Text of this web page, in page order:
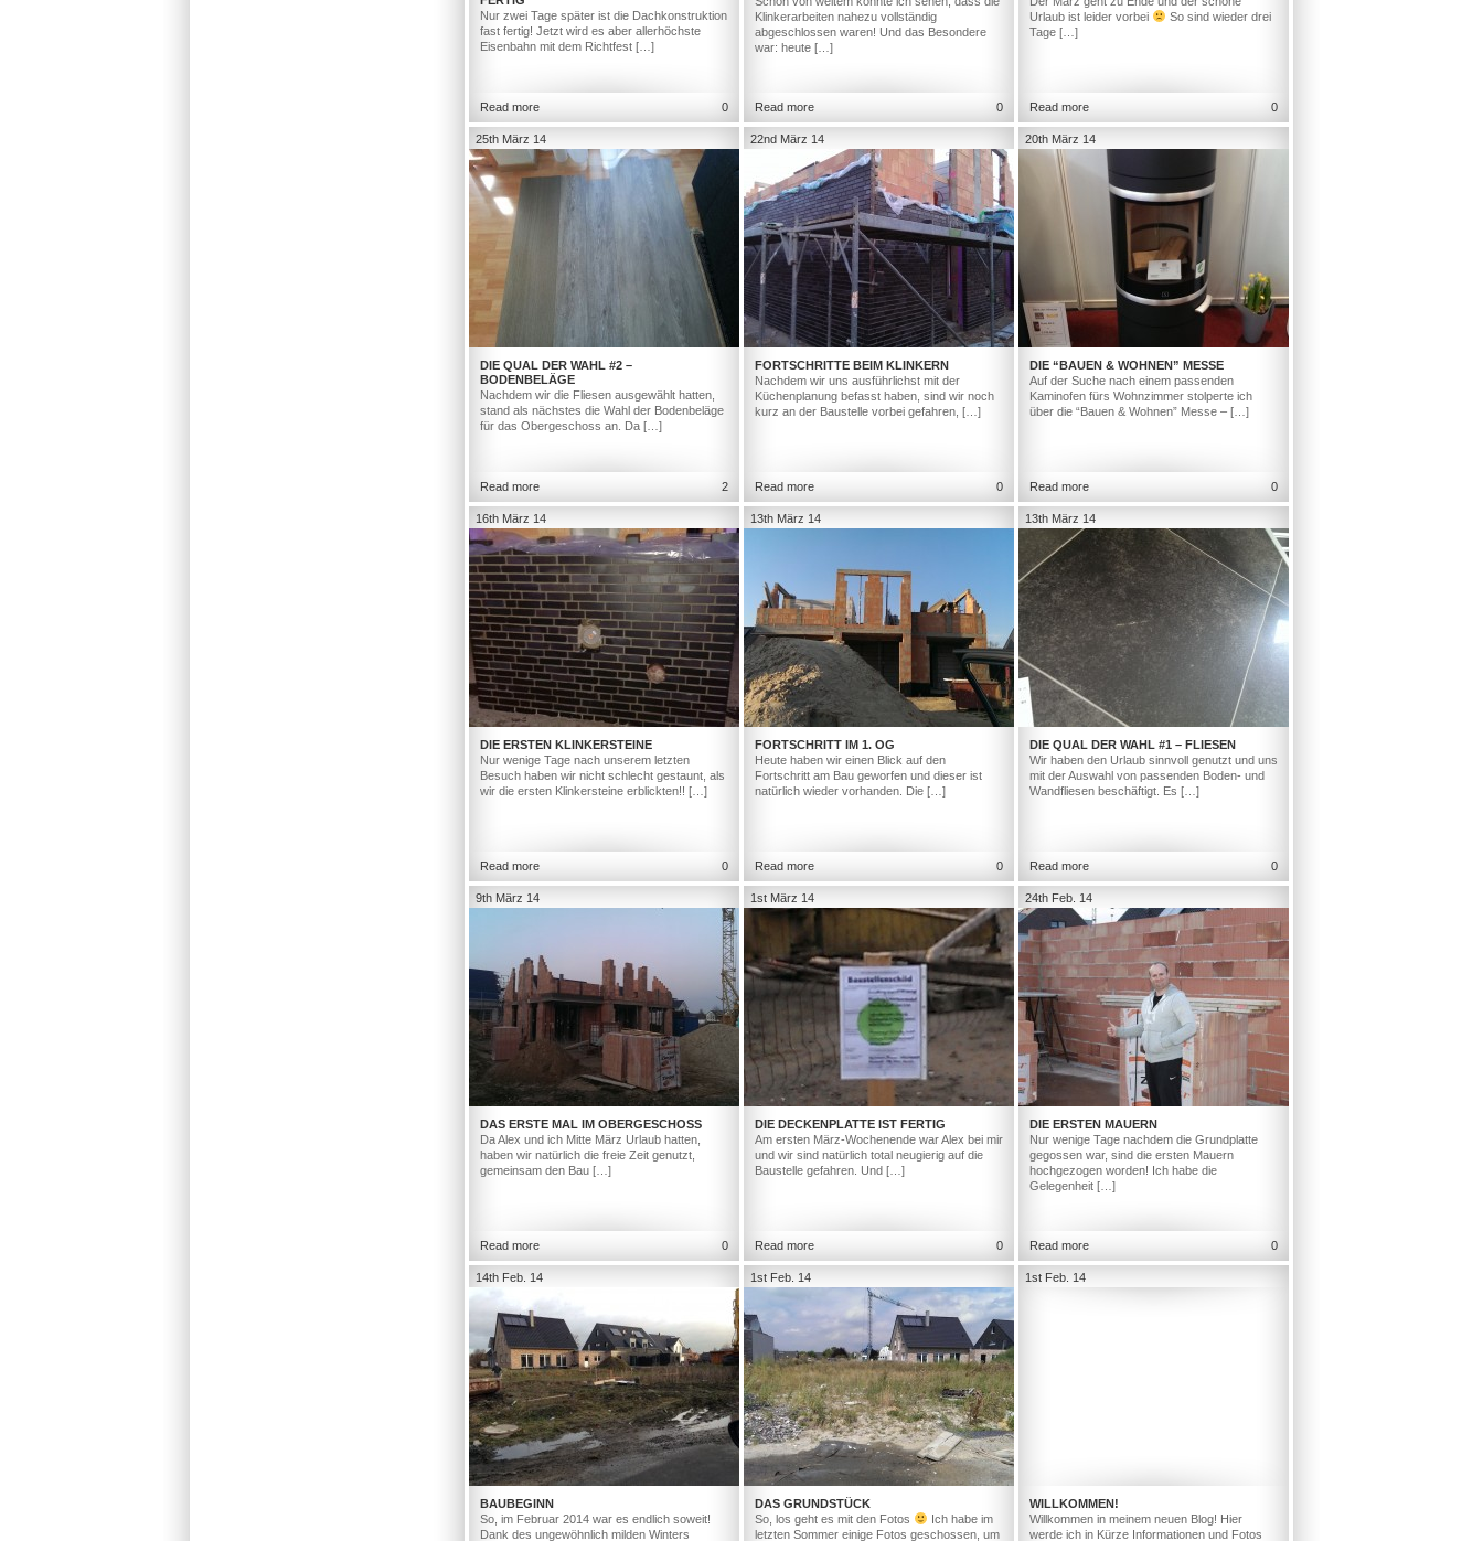
Nur zwei Tage später ist die Dachkonstruktion
fast fertig! Jetzt wird es aber allerhöchste
Eisenbahn mit dem Richtfest […]
Read more 0
Klinkerarbeiten nahezu vollständig
abgeschlossen waren! Und das Besondere
war: heute […]
Read more 0
Urlaub ist leider vorbei
So sind wieder drei
Tage […]
Read more 0
25th März 14
DIE QUAL DER WAHL #2 –
BODENBELÄGE
Nachdem wir die Fliesen ausgewählt hatten,
stand als nächstes die Wahl der Bodenbeläge
für das Obergeschoss an. Da […]
Read more 2
22nd März 14
FORTSCHRITTE BEIM KLINKERN
Nachdem wir uns ausführlichst mit der
Küchenplanung befasst haben, sind wir noch
kurz an der Baustelle vorbei gefahren, […]
Read more 0
20th März 14
DIE “BAUEN & WOHNEN” MESSE
Auf der Suche nach einem passenden
Kaminofen fürs Wohnzimmer stolperte ich
über die “Bauen & Wohnen” Messe – […]
Read more 0
16th März 14
DIE ERSTEN KLINKERSTEINE
Nur wenige Tage nach unserem letzten
Besuch haben wir nicht schlecht gestaunt, als
wir die ersten Klinkersteine erblickten!! […]
Read more 0
13th März 14
FORTSCHRITT IM 1. OG
Heute haben wir einen Blick auf den
Fortschritt am Bau geworfen und dieser ist
natürlich wieder vorhanden. Die […]
Read more 0
13th März 14
DIE QUAL DER WAHL #1 – FLIESEN
Wir haben den Urlaub sinnvoll genutzt und uns
mit der Auswahl von passenden Boden- und
Wandfliesen beschäftigt. Es […]
Read more 0
9th März 14
DAS ERSTE MAL IM OBERGESCHOSS
Da Alex und ich Mitte März Urlaub hatten,
haben wir natürlich die freie Zeit genutzt,
gemeinsam den Bau […]
Read more 0
1st März 14
DIE DECKENPLATTE IST FERTIG
Am ersten März-Wochenende war Alex bei mir
und wir sind natürlich total neugierig auf die
Baustelle gefahren. Und […]
Read more 0
24th Feb. 14
DIE ERSTEN MAUERN
Nur wenige Tage nachdem die Grundplatte
gegossen war, sind die ersten Mauern
hochgezogen worden! Ich habe die
Gelegenheit […]
Read more 0
14th Feb. 14
BAUBEGINN
So, im Februar 2014 war es endlich soweit!
Dank des ungewöhnlich milden Winters
1st Feb. 14
DAS GRUNDSTÜCK
So, los geht es mit den Fotos
Ich habe im
letzten Sommer einige Fotos geschossen, um
1st Feb. 14
WILLKOMMEN!
Willkommen in meinem neuen Blog! Hier
werde ich in Kürze Informationen und Fotos